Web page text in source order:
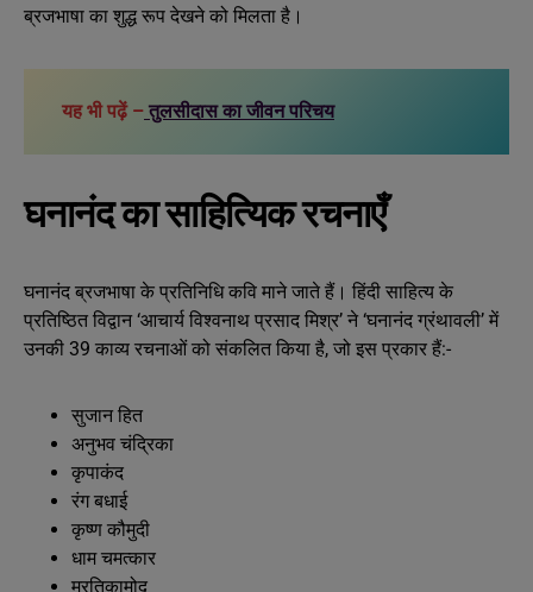
ब्रजभाषा का शुद्ध रूप देखने को मिलता है।
यह भी पढ़ें – तुलसीदास का जीवन परिचय
घनानंद का साहित्यिक रचनाएँ
घनानंद ब्रजभाषा के प्रतिनिधि कवि माने जाते हैं। हिंदी साहित्य के
प्रतिष्ठित विद्वान ‘आचार्य विश्वनाथ प्रसाद मिश्र’ ने ‘घनानंद ग्रंथावली’ में
उनकी 39 काव्य रचनाओं को संकलित किया है, जो इस प्रकार हैं:-
सुजान हित
अनुभव चंद्रिका
कृपाकंद
रंग बधाई
कृष्ण कौमुदी
धाम चमत्कार
मुरतिकामोद